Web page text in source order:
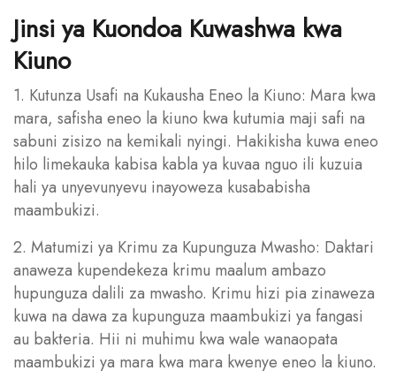
Jinsi ya Kuondoa Kuwashwa kwa
Kiuno
1. Kutunza Usafi na Kukausha Eneo la Kiuno: Mara kwa
mara, safisha eneo la kiuno kwa kutumia maji safi na
sabuni zisizo na kemikali nyingi. Hakikisha kuwa eneo
hilo limekauka kabisa kabla ya kuvaa nguo ili kuzuia
hali ya unyevunyevu inayoweza kusababisha
maambukizi.
2. Matumizi ya Krimu za Kupunguza Mwasho: Daktari
anaweza kupendekeza krimu maalum ambazo
hupunguza dalili za mwasho. Krimu hizi pia zinaweza
kuwa na dawa za kupunguza maambukizi ya fangasi
au bakteria. Hii ni muhimu kwa wale wanaopata
maambukizi ya mara kwa mara kwenye eneo la kiuno.